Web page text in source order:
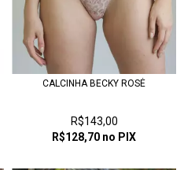
CALCINHA BECKY ROSÉ
R$143,00
R$128,70 no PIX